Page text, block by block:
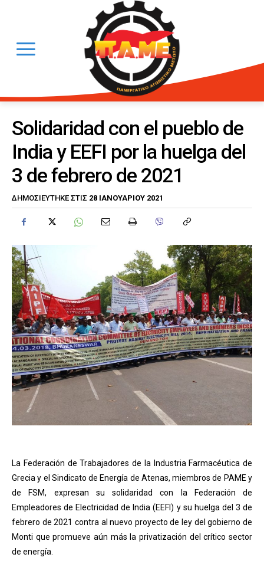
Solidaridad con el pueblo de
India y EEFI por la huelga del
3 de febrero de 2021
ΔΗΜΟΣΙΕΎΤΗΚΕ ΣΤΙΣ 28 ΙΑΝΟΥΑΡΊΟΥ 2021
La Federación de Trabajadores de la Industria Farmacéutica de
Grecia y el Sindicato de Energía de Atenas, miembros de PAME y
de FSM, expresan su solidaridad con la Federación de
Empleadores de Electricidad de India (EEFI) y su huelga del 3 de
febrero de 2021 contra al nuevo proyecto de ley del gobierno de
Monti que promueve aún más la privatización del crítico sector
de energía.